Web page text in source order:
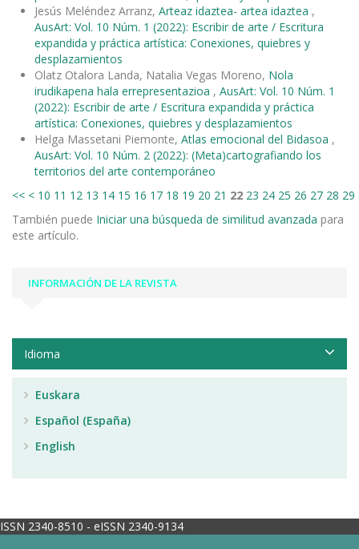
Jesús Meléndez Arranz, Arteaz idaztea- artea idaztea ,
AusArt: Vol. 10 Núm. 1 (2022): Escribir de arte / Escritura
expandida y práctica artística: Conexiones, quiebres y
desplazamientos
Olatz Otalora Landa, Natalia Vegas Moreno, Nola
irudikapena hala errepresentazioa , AusArt: Vol. 10 Núm. 1
(2022): Escribir de arte / Escritura expandida y práctica
artística: Conexiones, quiebres y desplazamientos
Helga Massetani Piemonte, Atlas emocional del Bidasoa ,
AusArt: Vol. 10 Núm. 2 (2022): (Meta)cartografiando los
territorios del arte contemporáneo
<< < 10 11 12 13 14 15 16 17 18 19 20 21 22 23 24 25 26 27 28 29
También puede Iniciar una búsqueda de similitud avanzada para
este artículo.
INFORMACIÓN DE LA REVISTA
Idioma
Euskara
Español (España)
English
ISSN 2340-8510 - eISSN 2340-9134